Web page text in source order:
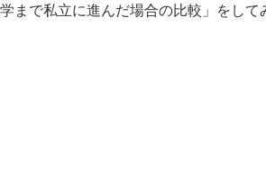
まで私立に進んだ場合の比較」をして